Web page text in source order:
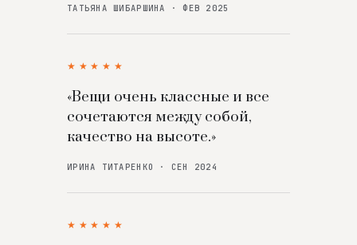
ТАТЬЯНА ШИБАРШИНА · ФЕВ 2025
★★★★★
«Вещи очень классные и все
сочетаются между собой,
качество на высоте.»
ИРИНА ТИТАРЕНКО · СЕН 2024
★★★★★